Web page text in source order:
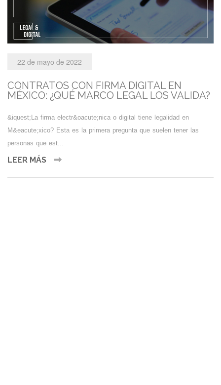
22 de mayo de 2022
CONTRATOS CON FIRMA DIGITAL EN
MÉXICO: ¿QUÉ MARCO LEGAL LOS VALIDA?
&iquest;La firma electr&oacute;nica o digital tiene legalidad en
M&eacute;xico? Esta es la primera pregunta que suelen tener las
personas que est...
LEER MÁS